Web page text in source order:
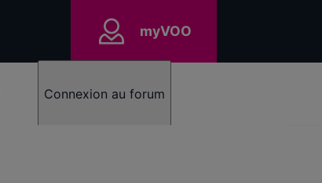
myVOO
Connexion au forum